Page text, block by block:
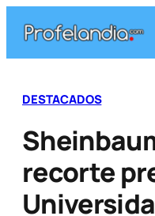
contenido
DESTACADOS
recorte